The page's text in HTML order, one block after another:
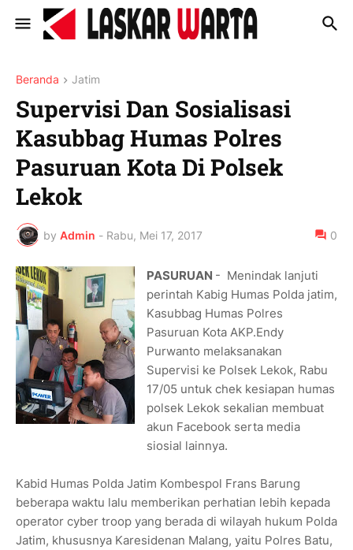
Beranda Jatim
Supervisi Dan Sosialisasi
Kasubbag Humas Polres
Pasuruan Kota Di Polsek
Lekok
by Admin - Rabu, Mei 17, 2017 0
PASURUAN - Menindak lanjuti
perintah Kabig Humas Polda jatim,
Kasubbag Humas Polres
Pasuruan Kota AKP.Endy
Purwanto melaksanakan
Supervisi ke Polsek Lekok, Rabu
17/05 untuk chek kesiapan humas
polsek Lekok sekalian membuat
akun Facebook serta media
siosial lainnya.
Kabid Humas Polda Jatim Kombespol Frans Barung
beberapa waktu lalu memberikan perhatian lebih kepada
operator cyber troop yang berada di wilayah hukum Polda
Jatim, khususnya Karesidenan Malang, yaitu Polres Batu,